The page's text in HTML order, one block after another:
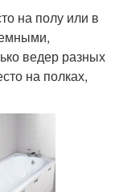
на полу или в
ведер разных
на полках,